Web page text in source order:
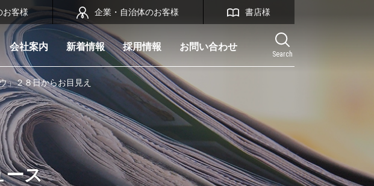
Search
会社案内 新着情報 採用情報 お問い合わせ
お客様 企業・自治体のお客様 書店様
２８日からお目見え
ース